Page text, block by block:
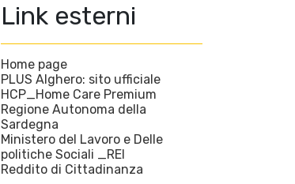
Link esterni
Home page
PLUS Alghero: sito ufficiale
HCP_Home Care Premium
Regione Autonoma della
Sardegna
Ministero del Lavoro e Delle
politiche Sociali _REI
Reddito di Cittadinanza